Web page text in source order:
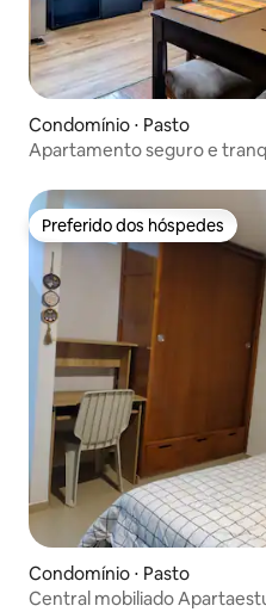
Condomínio ⋅ Pasto
Apartamento seguro e
Preferido dos hóspedes
Preferido dos hóspedes
Condomínio ⋅ Pasto
Central mobiliado